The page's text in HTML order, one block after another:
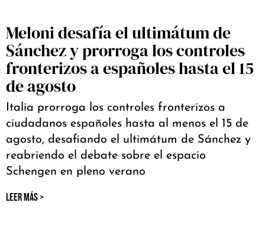
Meloni desafía el ultimátum de
Sánchez y prorroga los controles
fronterizos a españoles hasta el 15
de agosto
Italia prorroga los controles fronterizos a
ciudadanos españoles hasta al menos el 15 de
agosto, desafiando el ultimátum de Sánchez y
reabriendo el debate sobre el espacio
Schengen en pleno verano
LEER MÁS >